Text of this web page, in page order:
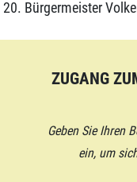
Bürgermeister
ZUGANG
Geben Sie Ihren
ein, um